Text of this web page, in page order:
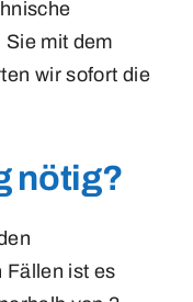
mit dem
wir sofort die
nötig?
Fällen ist es